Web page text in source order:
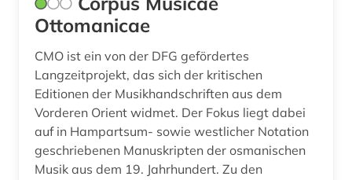
Ottomanicae
CMO ist ein von der DFG gefördertes
Langzeitprojekt, das sich der kritischen
Editionen der Musikhandschriften aus dem
Vorderen Orient widmet. Der Fokus liegt dabei
auf in Hampartsum- sowie westlicher Notation
geschriebenen Manuskripten der osmanischen
Musik aus dem 19. Jahrhundert. Zu den